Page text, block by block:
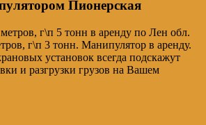
Пионерская
г\п 5 тонн в аренду по Лен обл.
г\п 3 тонн. Манипулятор в аренду.
установок всегда подскажут
и разгрузки грузов на Вашем